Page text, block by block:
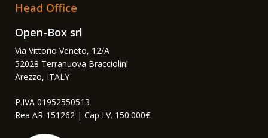
Head Office
Open-Box srl
Via Vittorio Veneto, 12/A
52028 Terranuova Bracciolini
Arezzo, ITALY
P.IVA 01952550513
Rea AR-151262 | Cap I.V. 150.000€